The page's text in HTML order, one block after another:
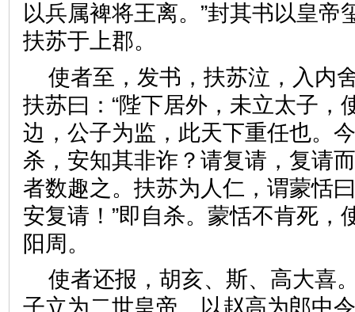
以兵属裨将王离。”封其书以皇帝
扶苏于上郡。
使者至，发书，扶苏泣，入内
扶苏曰：“陛下居外，未立太子，
边，公子为监，此天下重任也。
杀，安知其非诈？请复请，复请
者数趣之。扶苏为人仁，谓蒙恬
安复请！”即自杀。蒙恬不肯死，
阳周。
使者还报，胡亥、斯、高大喜
子立为二世皇帝。以赵高为郎